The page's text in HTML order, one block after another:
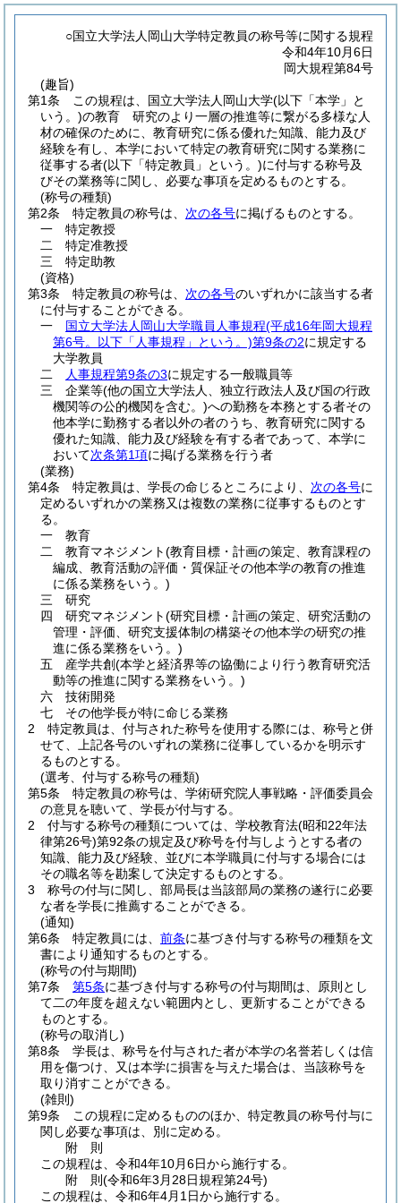
○国立大学法人岡山大学特定教員の称号等に関する規程
令和4年10月6日
岡大規程第84号
(趣旨)
第1条
この規程は、国立大学法人岡山大学(以下「本学」と
いう。)の教育 研究のより一層の推進等に繋がる多様な人
材の確保のために、教育研究に係る優れた知識、能力及び
経験を有し、本学において特定の教育研究に関する業務に
従事する者(以下「特定教員」という。)に付与する称号及
びその業務等に関し、必要な事項を定めるものとする。
(称号の種類)
第2条
特定教員の称号は、 次の各号に掲げるものとする。
一
特定教授
二
特定准教授
三
特定助教
(資格)
第3条
特定教員の称号は、 次の各号のいずれかに該当する者
に付与することができる。
一
国立大学法人岡山大学職員人事規程(平成16年岡大規程
第6号。以下「人事規程」という。)第9条の2に規定する
大学教員
二
人事規程第9条の3に規定する一般職員等
三
企業等(他の国立大学法人、独立行政法人及び国の行政
機関等の公的機関を含む。)への勤務を本務とする者その
他本学に勤務する者以外の者のうち、教育研究に関する
優れた知識、能力及び経験を有する者であって、本学に
おいて次条第1項に掲げる業務を行う者
(業務)
第4条
特定教員は、学長の命じるところにより、 次の各号に
定めるいずれかの業務又は複数の業務に従事するものとす
る。
一
教育
二
教育マネジメント(教育目標・計画の策定、教育課程の
編成、教育活動の評価・質保証その他本学の教育の推進
に係る業務をいう。)
三
研究
四
研究マネジメント(研究目標・計画の策定、研究活動の
管理・評価、研究支援体制の構築その他本学の研究の推
進に係る業務をいう。)
五
産学共創(本学と経済界等の協働により行う教育研究活
動等の推進に関する業務をいう。)
六
技術開発
七
その他学長が特に命じる業務
2
特定教員は、付与された称号を使用する際には、称号と併
せて、上記各号のいずれの業務に従事しているかを明示す
るものとする。
(選考、付与する称号の種類)
第5条
特定教員の称号は、学術研究院人事戦略・評価委員会
の意見を聴いて、学長が付与する。
2
付与する称号の種類については、学校教育法(昭和22年法
律第26号)第92条の規定及び称号を付与しようとする者の
知識、能力及び経験、並びに本学職員に付与する場合には
その職名等を勘案して決定するものとする。
3
称号の付与に関し、部局長は当該部局の業務の遂行に必要
な者を学長に推薦することができる。
(通知)
第6条
特定教員には、 前条に基づき付与する称号の種類を文
書により通知するものとする。
(称号の付与期間)
第7条
第5条に基づき付与する称号の付与期間は、原則とし
て二の年度を超えない範囲内とし、更新することができる
ものとする。
(称号の取消し)
第8条
学長は、称号を付与された者が本学の名誉若しくは信
用を傷つけ、又は本学に損害を与えた場合は、当該称号を
取り消すことができる。
(雑則)
第9条
この規程に定めるもののほか、特定教員の称号付与に
関し必要な事項は、別に定める。
附 則
この規程は、令和4年10月6日から施行する。
附 則(令和6年3月28日規程第24号)
この規程は、令和6年4月1日から施行する。